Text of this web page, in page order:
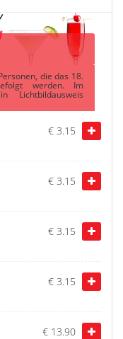
die das 18.
werden. Im
€ 3.15
€ 3.15
€ 3.15
€ 3.15
€ 13.90